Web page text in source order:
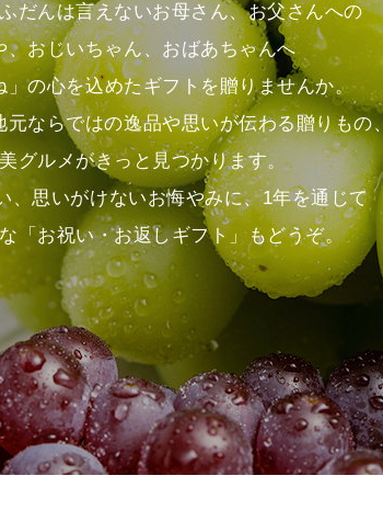
だんは言えないお母さん、お父さんへの
、おじいちゃん、おばあちゃんへ
」の心を込めたギフトを贈りませんか。
ならではの逸品や思いが伝わる贈りもの、
グルメがきっと見つかります。
、思いがけないお悔やみに、1年を通じて
「お祝い・お返しギフト」もどうぞ。